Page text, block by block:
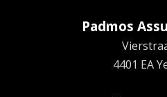
Padmos
4401 EA